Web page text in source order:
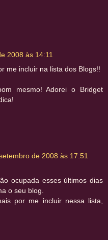
2008 às 14:11
me incluir na lista dos Blogs!!
mesmo! Adorei o Bridget
de 2008 às 17:51
ocupada esses últimos dias
o seu blog.
por me incluir nessa lista,